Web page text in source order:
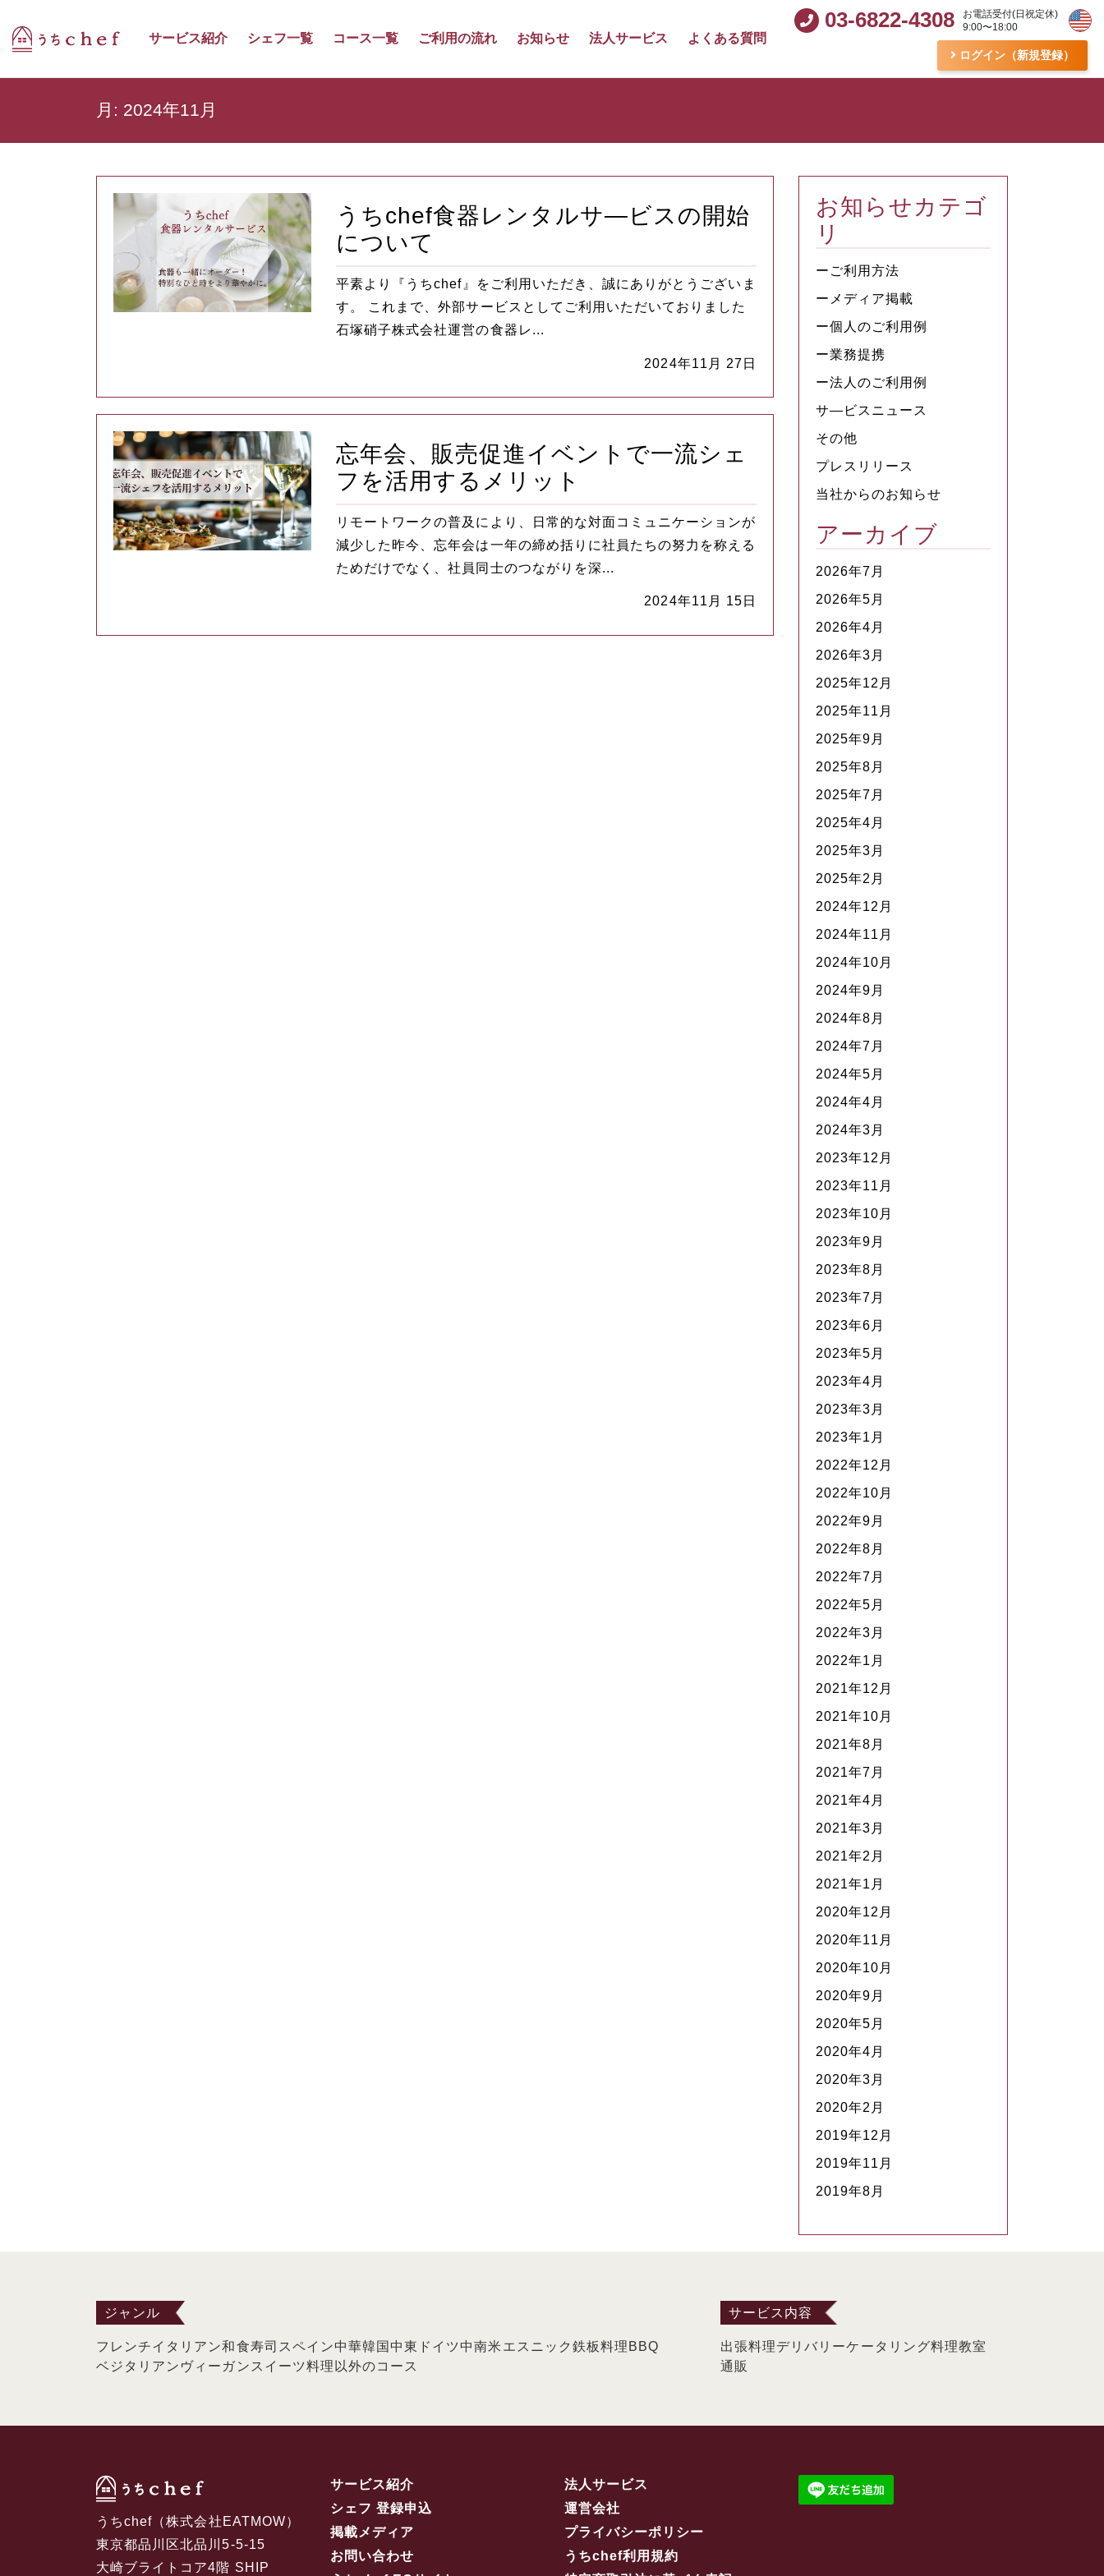
サービス紹介 シェフ一覧 コース一覧 ご利用の流れ お知らせ 法人サービス よくある質問
03-6822-4308
お電話受付(日祝定休)
9:00〜18:00
ログイン（新規登録）
月: 2024年11月
うちchef食器レンタルサ―ビスの開始
について
平素より『うちchef』をご利用いただき、誠にありがとうございま
す。 これまで、外部サービスとしてご利用いただいておりました
石塚硝子株式会社運営の食器レ...
2024年11月 27日
忘年会、販売促進イベントで一流シェ
フを活用するメリット
リモートワークの普及により、日常的な対面コミュニケーションが
減少した昨今、忘年会は一年の締め括りに社員たちの努力を称える
ためだけでなく、社員同士のつながりを深...
2024年11月 15日
お知らせカテゴ
リ
ーご利用方法
ーメディア掲載
ー個人のご利用例
ー業務提携
ー法人のご利用例
サ―ビスニュース
その他
プレスリリース
当社からのお知らせ
アーカイブ
2026年7月
2026年5月
2026年4月
2026年3月
2025年12月
2025年11月
2025年9月
2025年8月
2025年7月
2025年4月
2025年3月
2025年2月
2024年12月
2024年11月
2024年10月
2024年9月
2024年8月
2024年7月
2024年5月
2024年4月
2024年3月
2023年12月
2023年11月
2023年10月
2023年9月
2023年8月
2023年7月
2023年6月
2023年5月
2023年4月
2023年3月
2023年1月
2022年12月
2022年10月
2022年9月
2022年8月
2022年7月
2022年5月
2022年3月
2022年1月
2021年12月
2021年10月
2021年8月
2021年7月
2021年4月
2021年3月
2021年2月
2021年1月
2020年12月
2020年11月
2020年10月
2020年9月
2020年5月
2020年4月
2020年3月
2020年2月
2019年12月
2019年11月
2019年8月
ジャンル
フレンチイタリアン和食寿司 スペイン中華韓国 中東 ドイツ中南米 エスニック 鉄板料理 BBQ
ベジタリアン ヴィーガン スイーツ料理以外のコース
サービス内容
出張料理デリバリーケータリング料理教室
通販
うちchef（株式会社EATMOW）
東京都品川区北品川5-5-15
大崎ブライトコア4階 SHIP
サービス紹介
シェフ 登録申込
掲載メディア
お問い合わせ
法人サービス
運営会社
プライバシーポリシー
うちchef利用規約